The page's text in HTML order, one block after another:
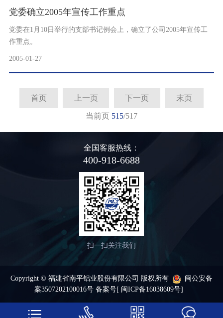
党委确立2005年宣传工作重点
党委在1月10日举行的支部书记例会上，确立了公司2005年宣传工
作重点。
2005-01-27
首页 上一页 下一页 末页
当前页 515/517
全国客服热线：
400-918-6688
扫一扫关注我们
Copyright © 福建省南平铝业股份有限公司 版权所有
闽公安备
案3507202100016号 备案号[ 闽ICP备16038609号]